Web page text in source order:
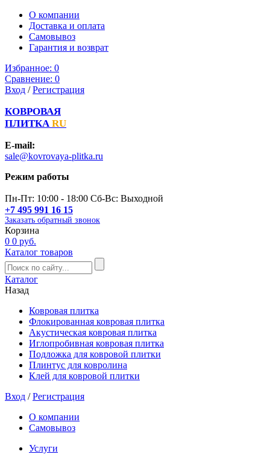
О компании
Доставка и оплата
Самовывоз
Гарантия и возврат
Избранное: 0
Сравнение: 0
Вход /Регистрация
КОВРОВАЯ
ПЛИТКА RU
E-mail:
sale@kovrovaya-plitka.ru
Режим работы
Пн-Пт: 10:00 - 18:00 Сб-Вс: Выходной
+7 495 991 16 15
Заказать обратный звонок
Корзина
0 0 руб.
Каталог товаров
Каталог
Назад
Ковровая плитка
Флокированная ковровая плитка
Акустическая ковровая плитка
Иглопробивная ковровая плитка
Подложка для ковровой плитки
Плинтус для ковролина
Клей для ковровой плитки
Вход /Регистрация
О компании
Самовывоз
Услуги